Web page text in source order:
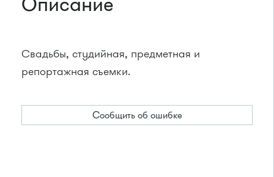
Свадьбы, студийная, предметная и
репортажная съемки.
Сообщить об ошибке